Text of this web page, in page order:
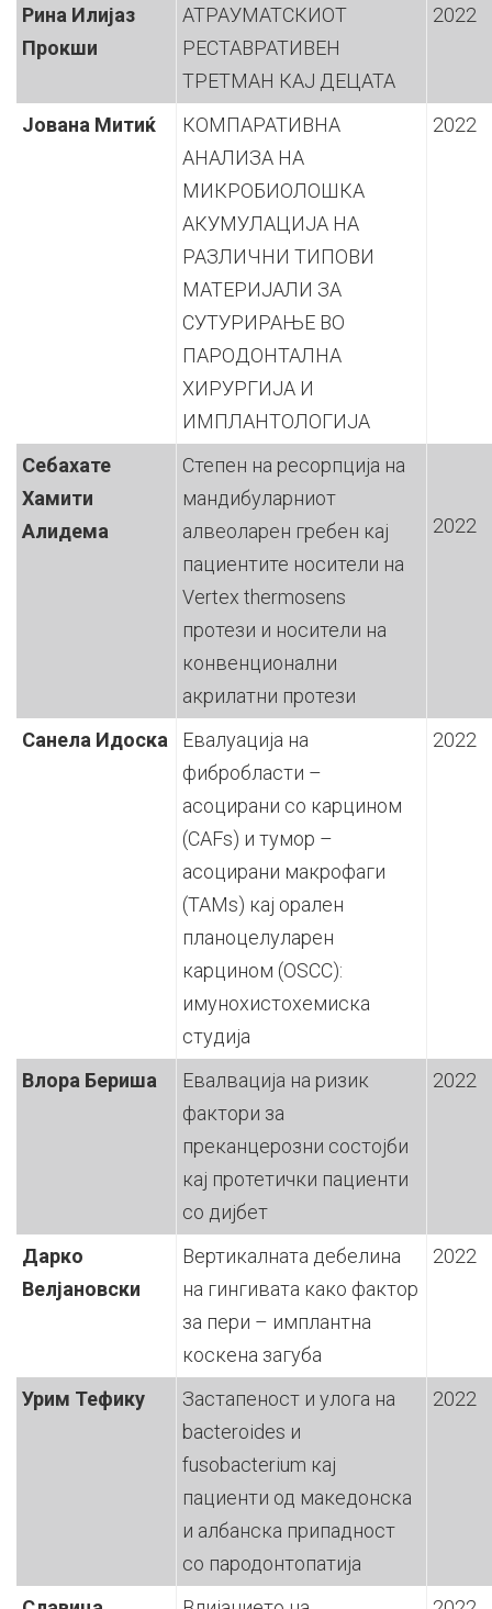
Рина Илијаз
Прокши
АТРАУМАТСКИОТ
РЕСТАВРАТИВЕН
ТРЕТМАН КАЈ ДЕЦАТА
2022
Јована Митиќ
КОМПАРАТИВНА
АНАЛИЗА НА
МИКРОБИОЛОШКА
АКУМУЛАЦИЈА НА
РАЗЛИЧНИ ТИПОВИ
МАТЕРИЈАЛИ ЗА
СУТУРИРАЊЕ ВО
ПАРОДОНТАЛНА
ХИРУРГИЈА И
ИМПЛАНТОЛОГИЈА
2022
Себахате
Хамити
Алидема
Степен на ресорпција на
мандибуларниот
алвеоларен гребен кај
пациентите носители на
Vertex thermosens
протези и носители на
конвенционални
акрилатни протези
2022
Санела Идоска
Евалуација на
фибробласти –
асоцирани со карцином
(CAFs) и тумор –
асоцирани макрофаги
(TAMs) кај орален
планоцелуларен
карцином (OSCC):
имунохистохемиска
студија
2022
Влора Бериша
Евалвација на ризик
фактори за
преканцерозни состојби
кај протетички пациенти
со дијбет
2022
Дарко
Велјановски
Вертикалната дебелина
на гингивата како фактор
за пери – имплантна
коскена загуба
2022
Урим Тефику
Застапеност и улога на
bacteroides и
fusobacterium кај
пациенти од македонска
и албанска припадност
со пародонтопатија
2022